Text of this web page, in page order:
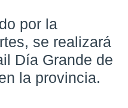
por la
se realizará
Día Grande de
la provincia.